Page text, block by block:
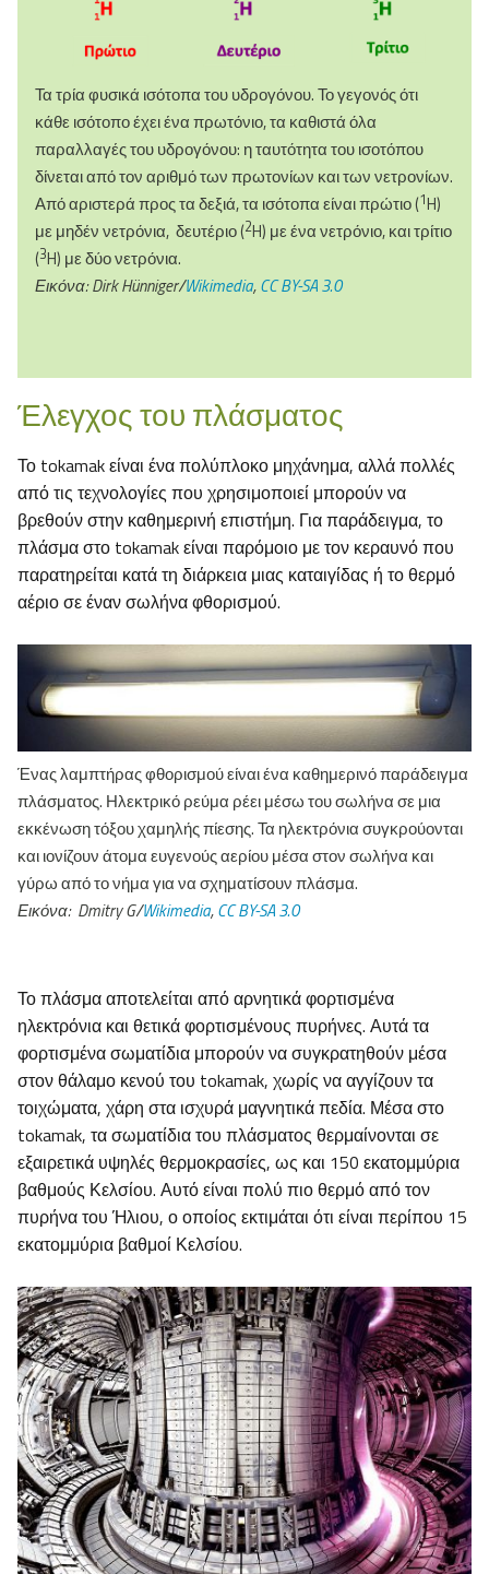
Τα τρία φυσικά ισότοπα του υδρογόνου. Το γεγονός ότι
κάθε ισότοπο έχει ένα πρωτόνιο, τα καθιστά όλα
παραλλαγές του υδρογόνου: η ταυτότητα του ισοτόπου
δίνεται από τον αριθμό των πρωτονίων και των νετρονίων.
Από αριστερά προς τα δεξιά, τα ισότοπα είναι πρώτιο (1H)
με μηδέν νετρόνια, δευτέριο (2H) με ένα νετρόνιο, και τρίτιο
(3H) με δύο νετρόνια.
Εικόνα:Dirk Hünniger/Wikimedia,CC BY-SA 3.0
Έλεγχος του πλάσματος
Το tokamak είναι ένα πολύπλοκο μηχάνημα, αλλά πολλές
από τις τεχνολογίες που χρησιμοποιεί μπορούν να
βρεθούν στην καθημερινή επιστήμη. Για παράδειγμα, το
πλάσμα στο tokamak είναι παρόμοιο με τον κεραυνό που
παρατηρείται κατά τη διάρκεια μιας καταιγίδας ή το θερμό
αέριο σε έναν σωλήνα φθορισμού.
Ένας λαμπτήρας φθορισμού είναι ένα καθημερινό παράδειγμα
πλάσματος. Ηλεκτρικό ρεύμα ρέει μέσω του σωλήνα σε μια
εκκένωση τόξου χαμηλής πίεσης. Τα ηλεκτρόνια συγκρούονται
και ιονίζουν άτομα ευγενούς αερίου μέσα στον σωλήνα και
γύρω από το νήμα για να σχηματίσουν πλάσμα.
Εικόνα: Dmitry G/Wikimedia,CC BY-SA 3.0
Το πλάσμα αποτελείται από αρνητικά φορτισμένα
ηλεκτρόνια και θετικά φορτισμένους πυρήνες. Αυτά τα
φορτισμένα σωματίδια μπορούν να συγκρατηθούν μέσα
στον θάλαμο κενού του tokamak, χωρίς να αγγίζουν τα
τοιχώματα, χάρη στα ισχυρά μαγνητικά πεδία. Μέσα στο
tokamak, τα σωματίδια του πλάσματος θερμαίνονται σε
εξαιρετικά υψηλές θερμοκρασίες, ως και 150 εκατομμύρια
βαθμούς Κελσίου. Αυτό είναι πολύ πιο θερμό από τον
πυρήνα του Ήλιου, ο οποίος εκτιμάται ότι είναι περίπου 15
εκατομμύρια βαθμοί Κελσίου.